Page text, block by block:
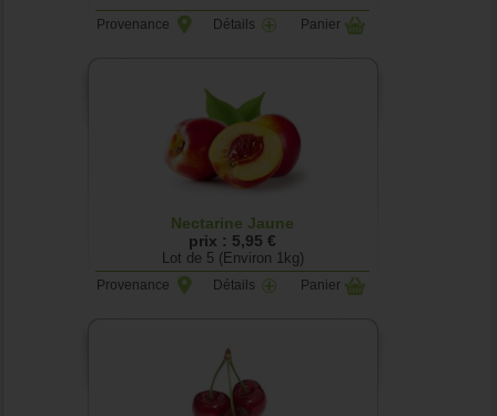
Provenance Détails Panier
Nectarine Jaune
prix : 5,95 €
Lot de 5 (Environ 1kg)
Provenance Détails Panier